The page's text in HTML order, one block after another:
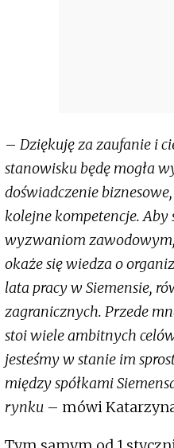
– Dziękuję za zaufanie i
stanowisku będę mogła
doświadczenie
kolejne kompetencje. Aby
wyzwaniom
okaże się wiedza o
lata pracy w Siemensie,
zagranicznych. Przede
stoi wiele ambitnych
jesteśmy w stanie im
między spółkami
rynku – mówi